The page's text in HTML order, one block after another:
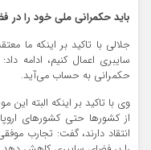
باید حکمرانی ملی خود را در
جلالی با تاکید بر اینکه ما
سایبری اعمال کنیم، ادامه
حکمرانی به حساب می‌آید.
وی با تاکید بر اینکه البته
از کشورها حتی کشورهای
انتقاد دارند، گفت: تجارب